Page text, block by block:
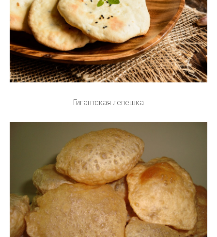
Гигантская лепешка